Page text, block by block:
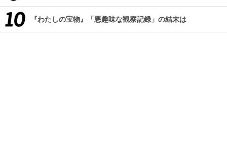
『わたしの宝物』「悪趣味な観察記録」の結末は